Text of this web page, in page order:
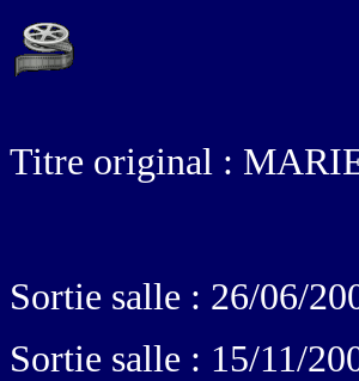
Titre original :
Sortie salle : 26/06/
Sortie salle : 15/11/